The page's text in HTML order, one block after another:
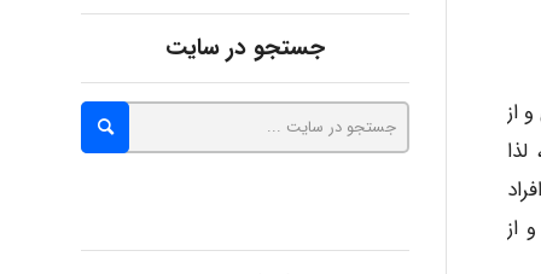
از
از
Minoo1375
Sara
ZAK
جستجو در سایت